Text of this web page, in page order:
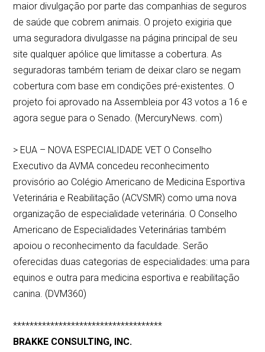
maior divulgação por parte das companhias de seguros
de saúde que cobrem animais. O projeto exigiria que
uma seguradora divulgasse na página principal de seu
site qualquer apólice que limitasse a cobertura. As
seguradoras também teriam de deixar claro se negam
cobertura com base em condições pré-existentes. O
projeto foi aprovado na Assembleia por 43 votos a 16 e
agora segue para o Senado. (MercuryNews. com)
> EUA – NOVA ESPECIALIDADE VET O Conselho
Executivo da AVMA concedeu reconhecimento
provisório ao Colégio Americano de Medicina Esportiva
Veterinária e Reabilitação (ACVSMR) como uma nova
organização de especialidade veterinária. O Conselho
Americano de Especialidades Veterinárias também
apoiou o reconhecimento da faculdade. Serão
oferecidas duas categorias de especialidades: uma para
equinos e outra para medicina esportiva e reabilitação
canina. (DVM360)
************************************
BRAKKE CONSULTING, INC.